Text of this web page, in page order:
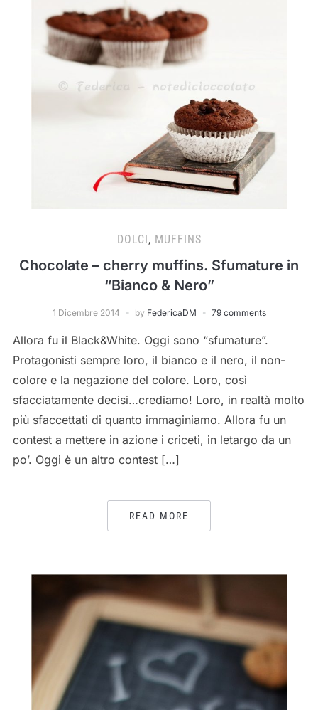
DOLCI, MUFFINS
Chocolate – cherry muffins. Sfumature in
“Bianco & Nero”
1 Dicembre 2014 by FedericaDM 79 comments
Allora fu il Black&White. Oggi sono “sfumature”.
Protagonisti sempre loro, il bianco e il nero, il non-
colore e la negazione del colore. Loro, così
sfacciatamente decisi…crediamo! Loro, in realtà molto
più sfaccettati di quanto immaginiamo. Allora fu un
contest a mettere in azione i criceti, in letargo da un
po’. Oggi è un altro contest […]
READ MORE